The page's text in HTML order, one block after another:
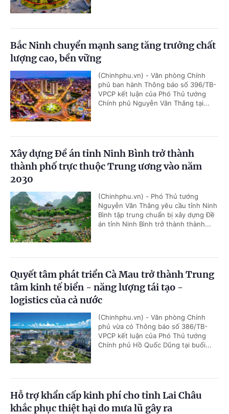
Bắc Ninh chuyển mạnh sang tăng trưởng chất
lượng cao, bền vững
(Chinhphu.vn) - Văn phòng Chính
phủ ban hành Thông báo số 396/TB-
VPCP kết luận của Phó Thủ tướng
Chính phủ Nguyễn Văn Thắng tại...
Xây dựng Đề án tỉnh Ninh Bình trở thành
thành phố trực thuộc Trung ương vào năm
2030
(Chinhphu.vn) - Phó Thủ tướng
Nguyễn Văn Thắng yêu cầu tỉnh Ninh
Bình tập trung chuẩn bị xây dựng Đề
án tỉnh Ninh Bình trở thành thành...
Quyết tâm phát triển Cà Mau trở thành Trung
tâm kinh tế biển - năng lượng tái tạo -
logistics của cả nước
(Chinhphu.vn) - Văn phòng Chính
phủ vừa có Thông báo số 386/TB-
VPCP kết luận của Phó Thủ tướng
Chính phủ Hồ Quốc Dũng tại buổi...
Hỗ trợ khẩn cấp kinh phí cho tỉnh Lai Châu
khắc phục thiệt hại do mưa lũ gây ra